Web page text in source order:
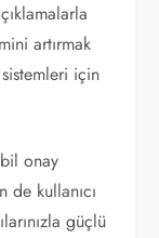
artırmak
için
onay
de kullanıcı
güçlü